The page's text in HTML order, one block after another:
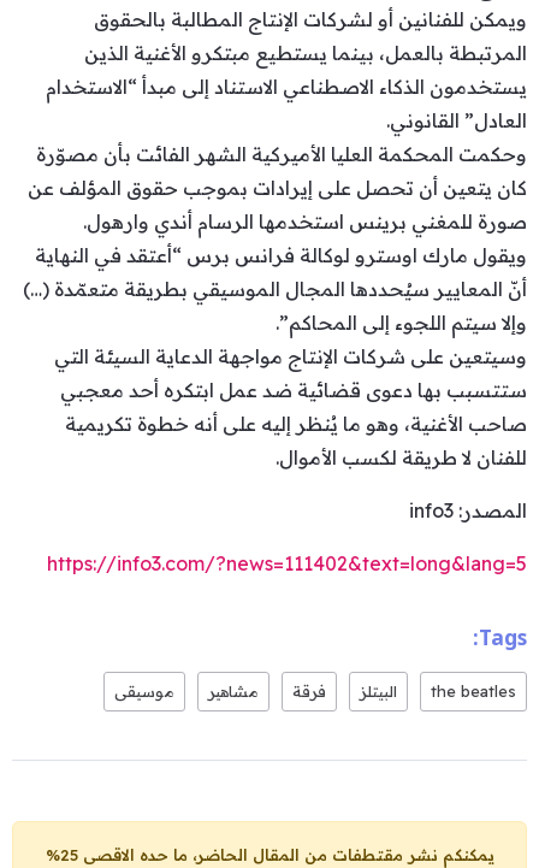
ويمكن للفنانين أو لشركات الإنتاج المطالبة بالحقوق
المرتبطة بالعمل، بينما يستطيع مبتكرو الأغنية الذين
يستخدمون الذكاء الاصطناعي الاستناد إلى مبدأ “الاستخدام
العادل” القانوني.
وحكمت المحكمة العليا الأميركية الشهر الفائت بأن مصوّرة
كان يتعين أن تحصل على إيرادات بموجب حقوق المؤلف عن
صورة للمغني برينس استخدمها الرسام أندي وارهول.
ويقول مارك اوسترو لوكالة فرانس برس “أعتقد في النهاية
أنّ المعايير سيُحددها المجال الموسيقي بطريقة متعمّدة (…)
وإلا سيتم اللجوء إلى المحاكم”.
وسيتعين على شركات الإنتاج مواجهة الدعاية السيئة التي
ستتسبب بها دعوى قضائية ضد عمل ابتكره أحد معجبي
صاحب الأغنية، وهو ما يُنظر إليه على أنه خطوة تكريمية
للفنان لا طريقة لكسب الأموال.
المصدر: info3
https://info3.com/?news=111402&text=long&lang=5
Tags:
the beatles البيتلز فرقة مشاهير موسيقى
يمكنكم نشر مقتطفات من المقال الحاضر، ما حده الاقصى 25%